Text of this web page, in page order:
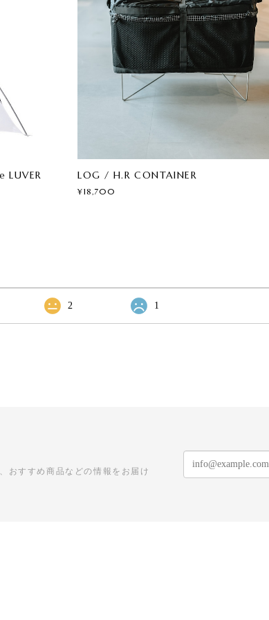
LOG / H.R CONTAINER
¥18,700
2 1
おすすめ商品などの情報をお届け